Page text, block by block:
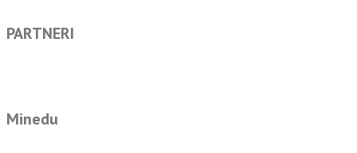
PARTNERI
Minedu